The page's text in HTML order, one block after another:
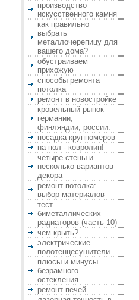
производство
искусственного камня
как правильно
выбрать
металлочерепицу для
вашего дома?
обустраиваем
прихожую
способы ремонта
потолка
ремонт в новостройке
кровельный рынок
германии,
финляндии, россии.
посадка крупномеров
на пол - ковролин!
четыре стены и
несколько вариантов
декора
ремонт потолка:
выбор материалов
тест
биметаллических
радиаторов (часть 10)
чем крыть?
электрические
полотенцесушители
плюсы и минусы
безрамного
остекления
ремонт печей